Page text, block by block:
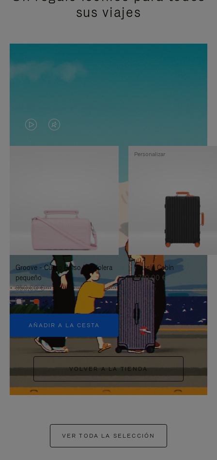
sus viajes
EL
VÍDEO
PULSE
PAUSARLO.
EL
SONIDO
DESACTIVADO:
PULSE
PARA
ACTIVARLO.
Groove - Cuero Bolso bandolera
pequeño
950,00 €
+5
AÑADIR A LA CESTA
Classic Cabin
1.740,00 €
Personalizar
VOLVER A LA TIENDA
VER TODA LA SELECCIÓN